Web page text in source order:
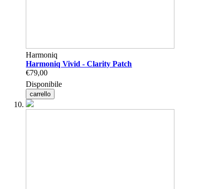
Harmoniq
Harmoniq Vivid - Clarity Patch
€79,00
Disponibile
carrello